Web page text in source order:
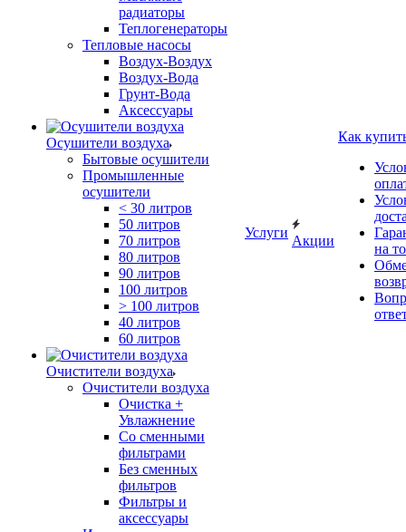
радиаторы
Теплогенераторы
Тепловые насосы
Воздух-Воздух
Воздух-Вода
Грунт-Вода
Аксессуары
Осушители воздуха
Бытовые осушители
Промышленные
осушители
< 30 литров
50 литров
70 литров
80 литров
90 литров
100 литров
> 100 литров
40 литров
60 литров
Очистители воздуха
Очистители воздуха
Очистка +
Увлажнение
Cо сменными
фильтрами
Без сменных
фильтров
Фильтры и
аксессуары
Услуги
Акции
Как
на